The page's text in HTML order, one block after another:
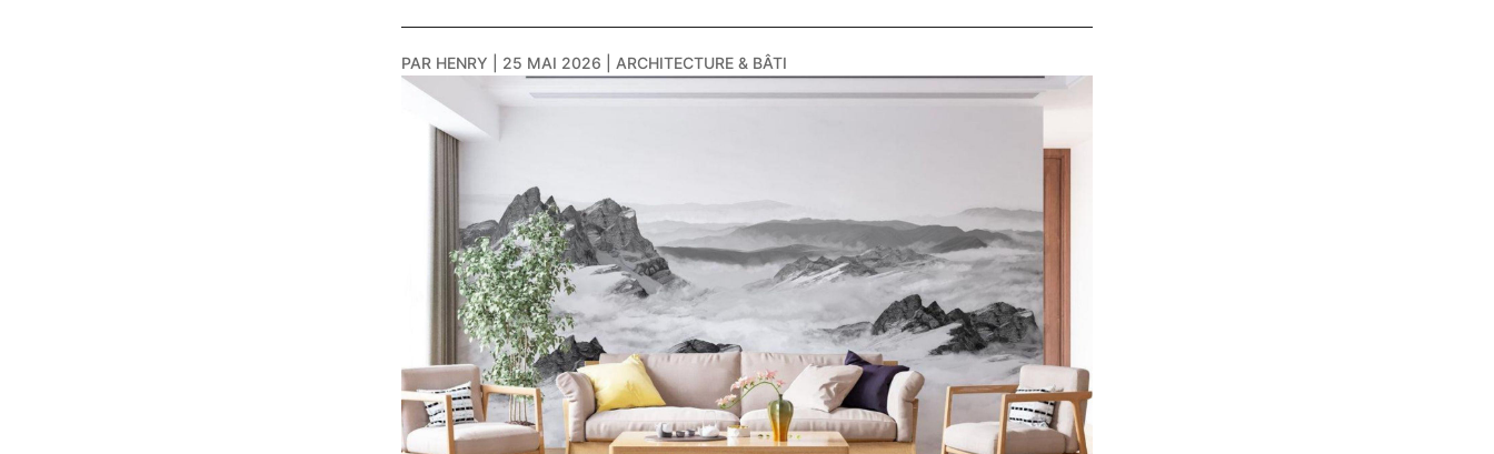
PAR HENRY 25 MAI 2026 ARCHITECTURE & BÂTI